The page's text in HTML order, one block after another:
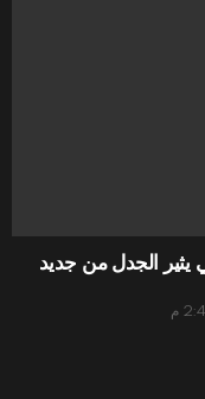
يثير الجدل من جديد